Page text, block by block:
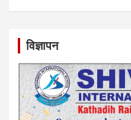
विज्ञापन